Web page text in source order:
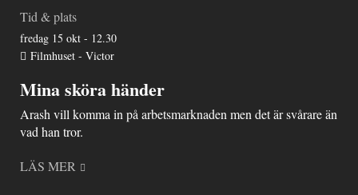
Tid & plats
fredag 15 okt - 12.30
Filmhuset - Victor
Mina sköra händer
Arash vill komma in på arbetsmarknaden men det är svårare än
vad han tror.
LÄS MER